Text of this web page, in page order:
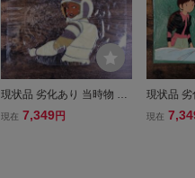
現状品 劣化あり 当時物 伝
説巨神イデオン セル画
現在 7,349円
現状品 劣
説巨神イ
現在